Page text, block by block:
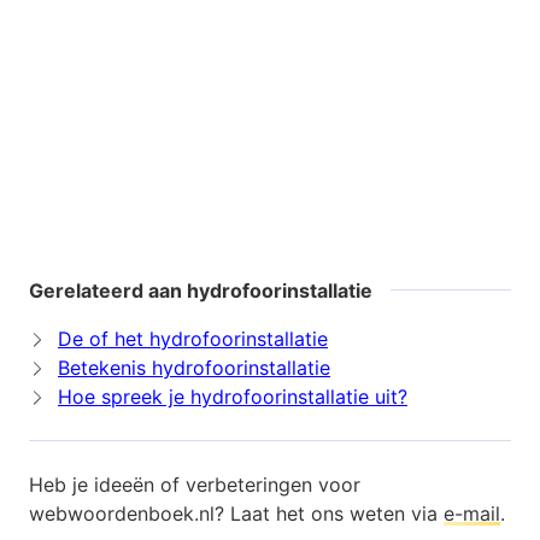
Gerelateerd aan hydrofoorinstallatie
De of het hydrofoorinstallatie
Betekenis hydrofoorinstallatie
Hoe spreek je hydrofoorinstallatie uit?
Heb je ideeën of verbeteringen voor
webwoordenboek.nl? Laat het ons weten via e-mail.